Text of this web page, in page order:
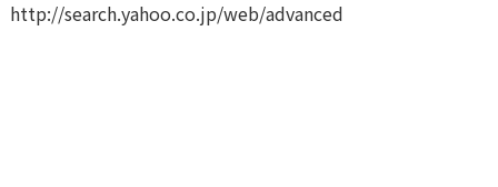
http://search.yahoo.co.jp/web/advanced